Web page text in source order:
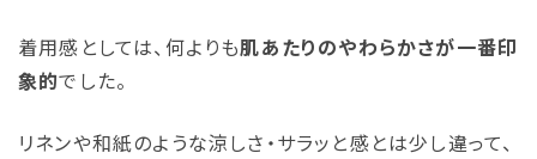
着用感としては、何よりも肌あたりのやわらかさが一番印
象的でした。
リネンや和紙のような涼しさ・サラッと感とは少し違って、